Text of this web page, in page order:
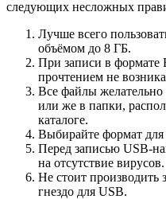
следующих несложных
Лучше всего
объёмом до 8 ГБ.
При записи в формате
прочтением не
Все файлы желательно
или же в папки,
каталоге.
Выбирайте формат
Перед записью USB-
на отсутствие вирусов.
Не стоит производить
гнездо для USB.